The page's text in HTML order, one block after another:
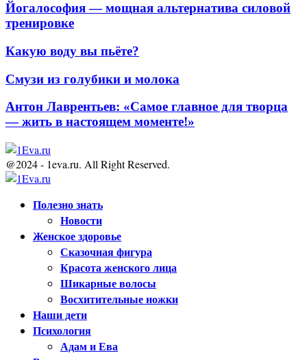
Йогалософия — мощная альтернатива силовой
тренировке
Какую воду вы пьёте?
Смузи из голубики и молока
Антон Лаврентьев: «Самое главное для творца
— жить в настоящем моменте!»
@2024 - 1eva.ru. All Right Reserved.
Полезно знать
Новости
Женское здоровье
Сказочная фигура
Красота женского лица
Шикарные волосы
Восхитительные ножки
Наши дети
Психология
Адам и Ева